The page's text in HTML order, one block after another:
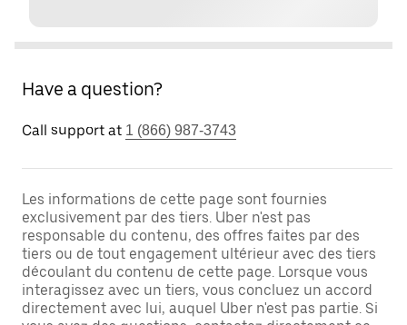
Have a question?
Call support at 1 (866) 987-3743
Les informations de cette page sont fournies
exclusivement par des tiers. Uber n'est pas
responsable du contenu, des offres faites par des
tiers ou de tout engagement ultérieur avec des tiers
découlant du contenu de cette page. Lorsque vous
interagissez avec un tiers, vous concluez un accord
directement avec lui, auquel Uber n'est pas partie. Si